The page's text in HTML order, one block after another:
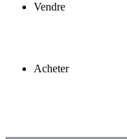
Vendre
Acheter